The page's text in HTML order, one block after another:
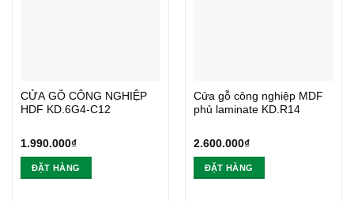
CỬA GỖ CÔNG NGHIỆP
HDF KD.6G4-C12
1.990.000₫
ĐẶT HÀNG
Cửa gỗ công nghiệp MDF
phủ laminate KD.R14
2.600.000₫
ĐẶT HÀNG